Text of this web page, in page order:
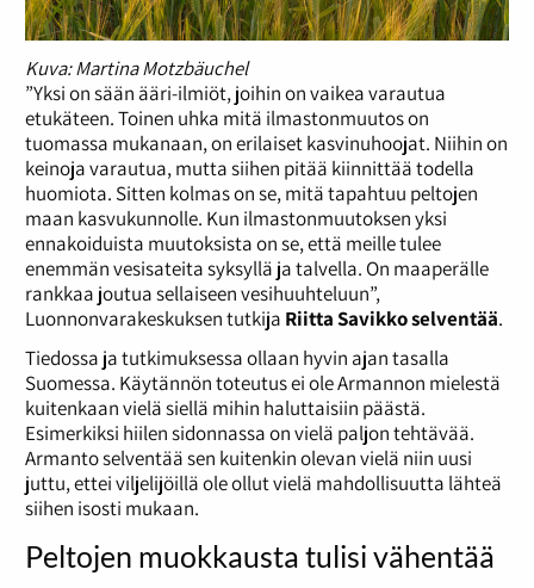
Kuva: Martina Motzbäuchel
”Yksi on sään ääri-ilmiöt, joihin on vaikea varautua
etukäteen. Toinen uhka mitä ilmastonmuutos on
tuomassa mukanaan, on erilaiset kasvinuhoojat. Niihin on
keinoja varautua, mutta siihen pitää kiinnittää todella
huomiota. Sitten kolmas on se, mitä tapahtuu peltojen
maan kasvukunnolle. Kun ilmastonmuutoksen yksi
ennakoiduista muutoksista on se, että meille tulee
enemmän vesisateita syksyllä ja talvella. On maaperälle
rankkaa joutua sellaiseen vesihuuhteluun”,
Luonnonvarakeskuksen tutkija Riitta Savikko selventää.
Tiedossa ja tutkimuksessa ollaan hyvin ajan tasalla
Suomessa. Käytännön toteutus ei ole Armannon mielestä
kuitenkaan vielä siellä mihin haluttaisiin päästä.
Esimerkiksi hiilen sidonnassa on vielä paljon tehtävää.
Armanto selventää sen kuitenkin olevan vielä niin uusi
juttu, ettei viljelijöillä ole ollut vielä mahdollisuutta lähteä
siihen isosti mukaan.
Peltojen muokkausta tulisi vähentää